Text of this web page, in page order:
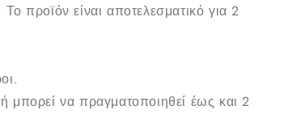
προϊόν είναι αποτελεσματικό για 2
μπορεί να πραγματοποιηθεί έως και 2